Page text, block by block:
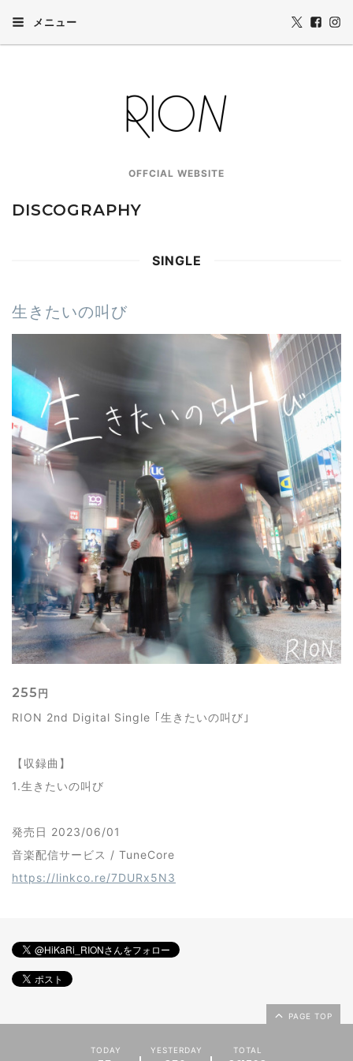
メニュー
OFFCIAL WEBSITE
DISCOGRAPHY
SINGLE
生きたいの叫び
255 円
RION 2nd Digital Single ｢生きたいの叫び｣
【収録曲】
1.生きたいの叫び
発売日 2023/06/01
音楽配信サービス / TuneCore
https://linkco.re/7DURx5N3
PAGE TOP
TODAY YESTERDAY TOTAL